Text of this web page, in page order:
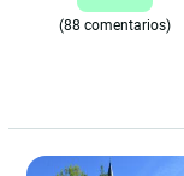
(88 comentarios)